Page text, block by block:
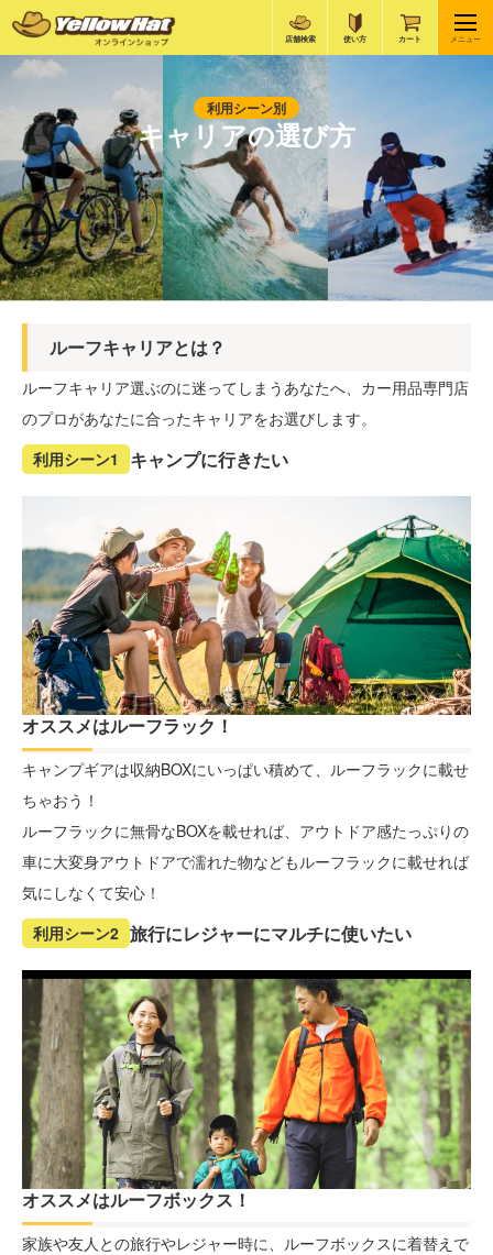
店舗検索 使い方 カート メニュー
利用シーン別
キャリアの選び方
ルーフキャリアとは？
ルーフキャリア選ぶのに迷ってしまうあなたへ、カー用品専門店
のプロがあなたに合ったキャリアをお選びします。
利用シーン1
キャンプに行きたい
オススメはルーフラック！
キャンプギアは収納BOXにいっぱい積めて、ルーフラックに載せ
ちゃおう！
ルーフラックに無骨なBOXを載せれば、アウトドア感たっぷりの
車に大変身アウトドアで濡れた物などもルーフラックに載せれば
気にしなくて安心！
利用シーン2 旅行にレジャーにマルチに使いたい
オススメはルーフボックス！
家族や友人との旅行やレジャー時に、ルーフボックスに着替えで